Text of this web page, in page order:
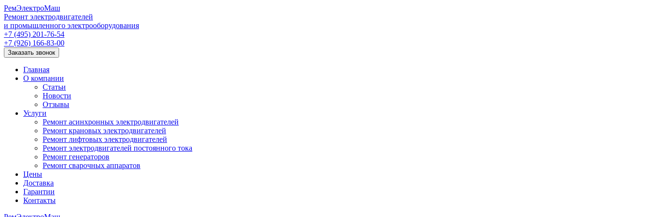
РемЭлектроМаш
Ремонт электродвигателей
и промышленного электрооборудования
+7 (495) 201-76-54
+7 (926) 166-83-00
Заказать звонок
Главная
О компании
Статьи
Новости
Отзывы
Услуги
Ремонт асинхронных электродвигателей
Ремонт крановых электродвигателей
Ремонт лифтовых электродвигателей
Ремонт электродвигателей постоянного тока
Ремонт генераторов
Ремонт сварочных аппаратов
Цены
Доставка
Гарантии
Контакты